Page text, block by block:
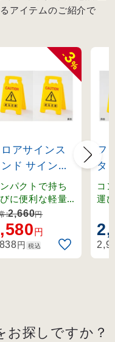
アイテムのご紹介で
-
3
%
アサインス
ド サインボ
タイプ 足元
(337502)
パクトで持ち
に便利な軽量
。
:2,660円
円
円 税込
フ
タ
ー
中
コ
運
探しですか？